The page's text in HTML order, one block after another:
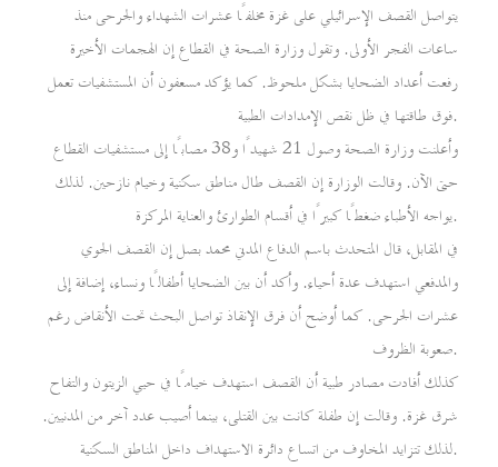
يتواصل القصف الإسرائيلي على غزة مخلفًا عشرات الشهداء والجرحى منذ
ساعات الفجر الأولى. وتقول وزارة الصحة في القطاع إن الهجمات الأخيرة
رفعت أعداد الضحايا بشكل ملحوظ. كما يؤكد مسعفون أن المستشفيات تعمل
فوق طاقتها في ظل نقص الإمدادات الطبية.
وأعلنت وزارة الصحة وصول 21 شهيدًا و38 مصابًا إلى مستشفيات القطاع
حتى الآن. وقالت الوزارة إن القصف طال مناطق سكنية وخيام نازحين. لذلك
يواجه الأطباء ضغطًا كبيرًا في أقسام الطوارئ والعناية المركزة.
في المقابل، قال المتحدث باسم الدفاع المدني محمد بصل إن القصف الجوي
والمدفعي استهدف عدة أحياء. وأكد أن بين الضحايا أطفالًا ونساء، إضافة إلى
عشرات الجرحى. كما أوضح أن فرق الإنقاذ تواصل البحث تحت الأنقاض رغم
صعوبة الظروف.
كذلك أفادت مصادر طبية أن القصف استهدف خيامًا في حيي الزيتون والتفاح
شرق غزة. وقالت إن طفلة كانت بين القتلى، بينما أصيب عدد آخر من المدنيين.
لذلك تتزايد المخاوف من اتساع دائرة الاستهداف داخل المناطق السكنية.